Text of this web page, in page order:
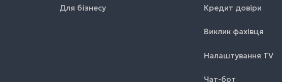
Для бізнесу Кредит довіри
Виклик фахівця
Налаштування TV
Чат-бот